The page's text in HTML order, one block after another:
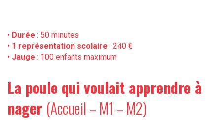
• Durée : 50 minutes
• 1 représentation scolaire : 240 €
• Jauge : 100 enfants maximum
La poule qui voulait apprendre à
nager (Accueil – M1 – M2)